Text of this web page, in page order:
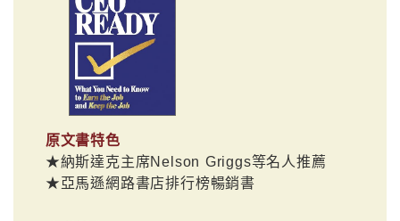
原文書特色
★納斯達克主席Nelson Griggs等名人推薦
★亞馬遜網路書店排行榜暢銷書